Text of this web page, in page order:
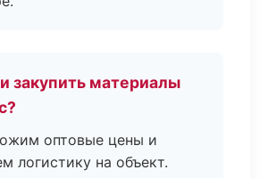
закупить материалы
оптовые цены и
логистику на объект.